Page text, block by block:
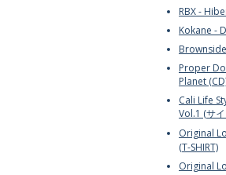
RBX -
Kokane -
Proper
Planet
Cali Life
Vol.1 (サ
Original
(T-SHIRT)
Original